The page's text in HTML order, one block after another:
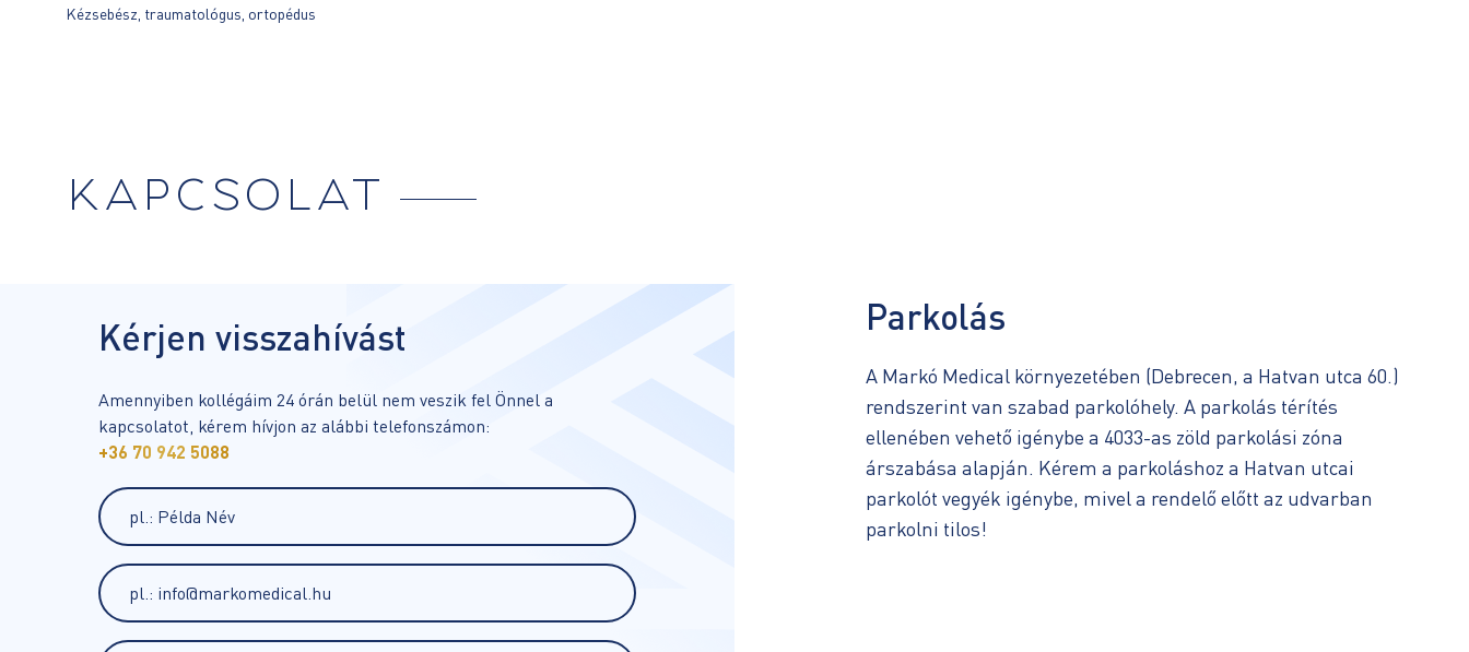
Kézsebész, traumatológus, ortopédus
KAPCSOLAT
Kérjen visszahívást
Amennyiben kollégáim 24 órán belül nem veszik fel Önnel a
kapcsolatot, kérem hívjon az alábbi telefonszámon:
+36 70 942 5088
Parkolás
A Markó Medical környezetében (Debrecen, a Hatvan utca 60.)
rendszerint van szabad parkolóhely. A parkolás térítés
ellenében vehető igénybe a 4033-as zöld parkolási zóna
árszabása alapján. Kérem a parkoláshoz a Hatvan utcai
parkolót vegyék igénybe, mivel a rendelő előtt az udvarban
parkolni tilos!